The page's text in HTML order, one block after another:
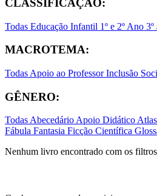
CLASSIFICAÇÃO:
Todas Educação Infantil 1º e 2º Ano 3º
MACROTEMA:
Todas Apoio ao ProfessorInclusão
GÊNERO:
TodasAbecedárioApoio DidáticoAtlas
Fábula Fantasia Ficção Científica
Nenhum livro encontrado com os